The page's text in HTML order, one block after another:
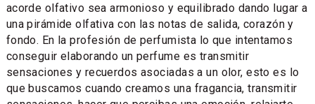
acorde olfativo sea armonioso y equilibrado dando lugar a
una pirámide olfativa con las notas de salida, corazón y
fondo. En la profesión de perfumista lo que intentamos
conseguir elaborando un perfume es transmitir
sensaciones y recuerdos asociadas a un olor, esto es lo
que buscamos cuando creamos una fragancia, transmitir